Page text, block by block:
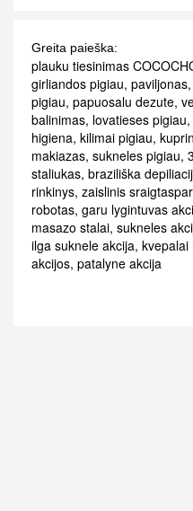
Greita paieška:
plauku tiesinimas
girliandos pigiau, paviljonas,
pigiau, papuosalu dezute,
balinimas, lovatieses pigiau,
higiena, kilimai pigiau,
makiazas, sukneles pigiau,
staliukas, braziliška
rinkinys, zaislinis
robotas, garu lygintuvas
masazo stalai, sukneles
ilga suknele akcija, kvepalai
akcijos, patalyne akcija